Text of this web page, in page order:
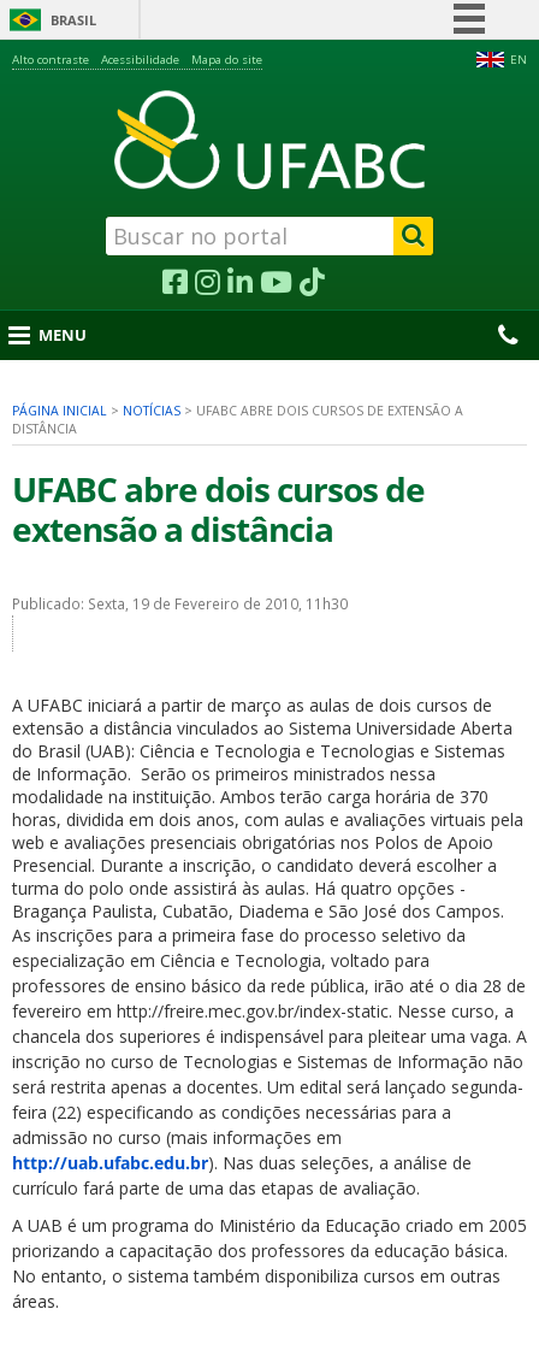
BRASIL
Acesso à informação
Legislação
Canais
EN
Alto contraste Acessibilidade Mapa do site
MENU
PÁGINA INICIAL > NOTÍCIAS > UFABC ABRE DOIS CURSOS DE EXTENSÃO A
DISTÂNCIA
UFABC abre dois cursos de
extensão a distância
Publicado: Sexta, 19 de Fevereiro de 2010, 11h30
A UFABC iniciará a partir de março as aulas de dois cursos de
extensão a distância vinculados ao Sistema Universidade Aberta
do Brasil (UAB): Ciência e Tecnologia e Tecnologias e Sistemas
de Informação. Serão os primeiros ministrados nessa
modalidade na instituição. Ambos terão carga horária de 370
horas, dividida em dois anos, com aulas e avaliações virtuais pela
web e avaliações presenciais obrigatórias nos Polos de Apoio
Presencial. Durante a inscrição, o candidato deverá escolher a
turma do polo onde assistirá às aulas. Há quatro opções -
Bragança Paulista, Cubatão, Diadema e São José dos Campos.
As inscrições para a primeira fase do processo seletivo da
especialização em Ciência e Tecnologia, voltado para
professores de ensino básico da rede pública, irão até o dia 28 de
fevereiro em http://freire.mec.gov.br/index-static. Nesse curso, a
chancela dos superiores é indispensável para pleitear uma vaga. A
inscrição no curso de Tecnologias e Sistemas de Informação não
será restrita apenas a docentes. Um edital será lançado segunda-
feira (22) especificando as condições necessárias para a
admissão no curso (mais informações em
http://uab.ufabc.edu.br). Nas duas seleções, a análise de
currículo fará parte de uma das etapas de avaliação.
A UAB é um programa do Ministério da Educação criado em 2005
priorizando a capacitação dos professores da educação básica.
No entanto, o sistema também disponibiliza cursos em outras
áreas.